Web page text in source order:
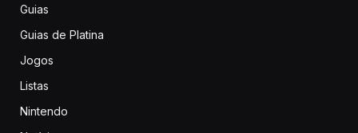
Guias
Guias de Platina
Jogos
Listas
Nintendo